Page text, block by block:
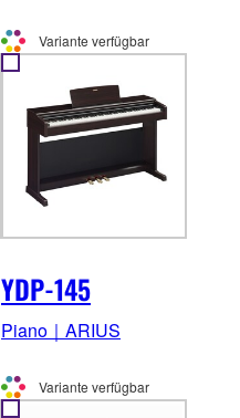
Variante verfügbar
YDP-145
Piano｜ARIUS
Variante verfügbar